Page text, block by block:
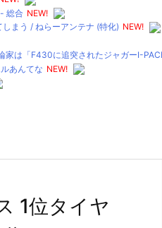
総合 NEW!
まう / ねらーアンテナ (特化) NEW!
家は「F430に追突されたジャガーI-
あんてな NEW!
1位タイヤ